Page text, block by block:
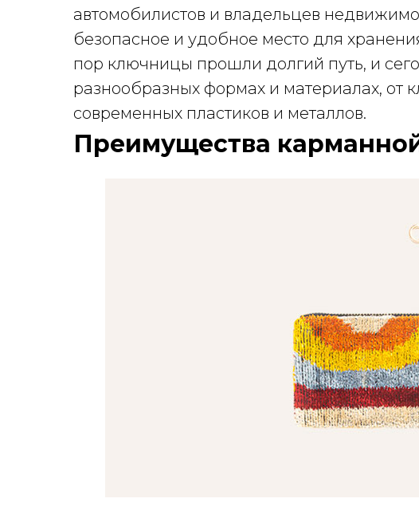
автомобилистов и владельцев
безопасное и удобное место для
пор ключницы прошли долгий путь, и
разнообразных формах и материалах, от
современных пластиков и металлов.
Преимущества